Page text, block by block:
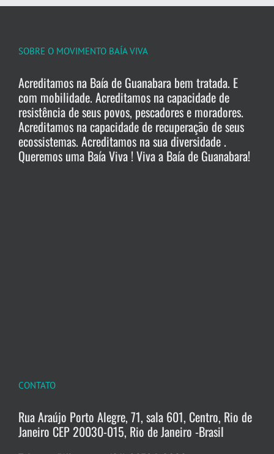
SOBRE O MOVIMENTO BAÍA VIVA
Acreditamos na Baía de Guanabara bem tratada. E
com mobilidade. Acreditamos na capacidade de
resistência de seus povos, pescadores e moradores.
Acreditamos na capacidade de recuperação de seus
ecossistemas. Acreditamos na sua diversidade .
Queremos uma Baía Viva ! Viva a Baía de Guanabara!
CONTATO
Rua Araújo Porto Alegre, 71, sala 601, Centro, Rio de
Janeiro CEP 20030-015, Rio de Janeiro -Brasil